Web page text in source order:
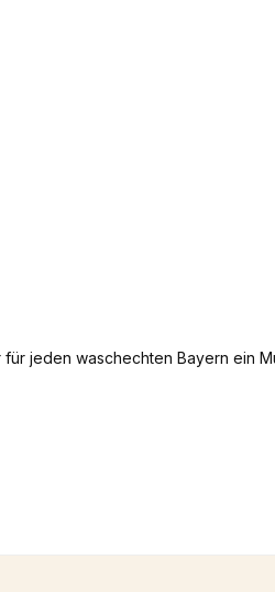
jeden waschechten Bayern ein